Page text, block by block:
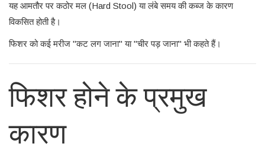
यह आमतौर पर कठोर मल (Hard Stool) या लंबे समय की कब्ज के कारण
विकसित होती है।
फिशर को कई मरीज "कट लग जाना" या "चीर पड़ जाना" भी कहते हैं।
फिशर होने के प्रमुख
कारण